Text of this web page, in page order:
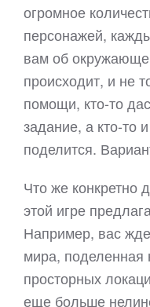
огромное
персонажей,
вам об
происходит, и не
помощи, кто-то
задание, а кто-то
поделится.
Что же конкретно
этой игре
Например, вас
мира, поделенная
просторных
еще больше